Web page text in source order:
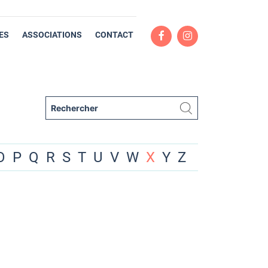
ASSOCIATIONS CONTACT
P Q R S T U V W X Y Z